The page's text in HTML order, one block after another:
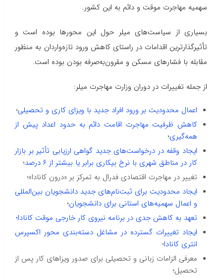
سهمیه مهاجرت موقت و دائم به این کشور.
بسیاری از سیاست‌های میلر حول این محورها بوده است و
تأثیرگذارترین اقدامات در راستای کاهش ورود تازه‌واردان به منظور
مقابله با فشارهای مسکن و مقرون‌به‌صرفه بودن بوده است.
از جمله تغییرات در دوران وزارت مهاجرت میلر:
اعمال محدودیت بر ورود افراد جدید با ویزای کاری و تحصیلی؛
کاهش ظرفیت مهاجرت اقامت دائم به حدود اعداد پیش از
همه‌گیری؛
ایجاد وقفه در درخواست‌های جدید گواهی ارزیابی تأثیر بر بازار
کار در مناطق شهری با نرخ بیکاری برابر یا بیشتر از ۶ درصد
؛
تغییر در مهاجرت اقتصادی فدرال به تمرکز بر «درون کانادا»؛
ایجاد محدودیت برای ثبت‌نام‌های جدید دانشجویان بین‌المللی
و اعمال سهمیه‌های استانی برای دانشجویان؛
تعهد به کاهش جدی در برنامه نیروی کار خارجی موقت کانادا؛
ایجاد تغییرات گسترده در مشاغل دسته‌بندی محور اکسپرس
انتری کانادا؛
معرفی الزامات زبانی و تحصیلی برای صدور ویزاهای کار پس از
تحصیل؛